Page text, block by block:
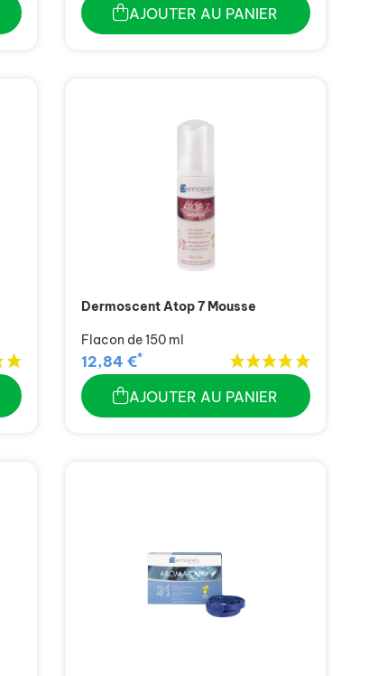
AJOUTER AU PANIER
Dermoscent Atop 7 Mousse
Flacon de 150 ml
12,84 €*
AJOUTER AU PANIER